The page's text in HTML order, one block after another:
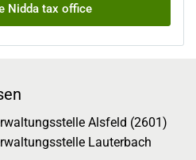
Nidda tax office
Alsfeld (2601)
Lauterbach